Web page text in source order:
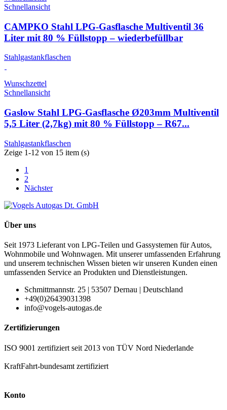
Schnellansicht
CAMPKO Stahl LPG-Gasflasche Multiventil 36
Liter mit 80 % Füllstopp – wiederbefüllbar
Stahlgastankflaschen
Wunschzettel
Schnellansicht
Gaslow Stahl LPG-Gasflasche Ø203mm Multiventil
5,5 Liter (2,7kg) mit 80 % Füllstopp – R67...
Stahlgastankflaschen
Zeige 1-12 von 15 item (s)
1
2
Nächster
Über uns
Seit 1973 Lieferant von LPG-Teilen und Gassystemen für Autos,
Wohnmobile und Wohnwagen. Mit unserer umfassenden Erfahrung
und unserem technischen Wissen bieten wir unseren Kunden einen
umfassenden Service an Produkten und Dienstleistungen.
Schmittmannstr. 25 | 53507 Dernau | Deutschland
+49(0)26439031398
info@vogels-autogas.de
Zertifizierungen
ISO 9001 zertifiziert seit 2013 von TÜV Nord Niederlande
KraftFahrt-bundesamt zertifiziert
Konto